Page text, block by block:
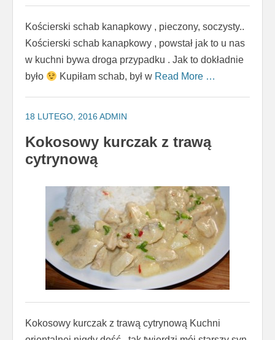
Kościerski schab kanapkowy , pieczony, soczysty..
Kościerski schab kanapkowy , powstał jak to u nas
w kuchni bywa droga przypadku . Jak to dokładnie
było
Kupiłam schab, był w Read More …
18 LUTEGO, 2016 ADMIN
Kokosowy kurczak z trawą
cytrynową
Kokosowy kurczak z trawą cytrynową Kuchni